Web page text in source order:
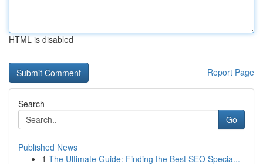
HTML is disabled
Report Page
Search
Go
Published News
1 The Ultimate Guide: Finding the Best SEO Specia...